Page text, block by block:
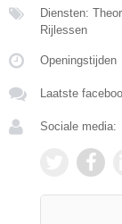
Diensten:
Rijlessen
Openingstijden
Laatste
Sociale media: